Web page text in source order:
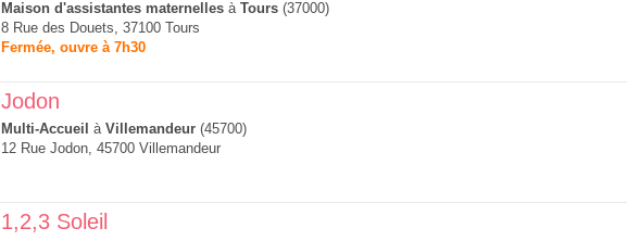
Maison d'assistantes maternelles à Tours (37000)
8 Rue des Douets, 37100 Tours
Fermée, ouvre à 7h30
Jodon
Multi-Accueil à Villemandeur (45700)
12 Rue Jodon, 45700 Villemandeur
1,2,3 Soleil